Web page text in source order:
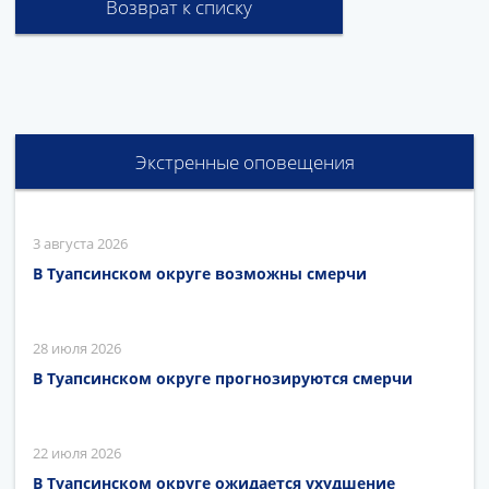
Возврат к списку
Экстренные оповещения
3 августа 2026
В Туапсинском округе возможны смерчи
28 июля 2026
В Туапсинском округе прогнозируются смерчи
22 июля 2026
В Туапсинском округе ожидается ухудшение